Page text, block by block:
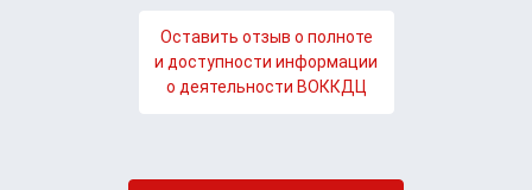
Оставить отзыв о полноте
и доступности информации
о деятельности ВОККДЦ